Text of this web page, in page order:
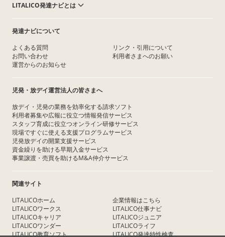
LITALICO発達ナビとは
発達ナビについて
よくある質問
お問い合わせ
運営からのお知らせ
リンク・引用について
利用者さまへのお願い
児発・放デイ運営法人の皆さまへ
放デイ・児発の業務を効率化する請求ソフト
利用者募集や広報に役立つ情報発信サービス
スタッフ育成に役立つオンライン研修サービス
現場ですぐに使える支援プログラムサービス
児発放デイの開業支援サービス
資金繰りを助ける早期入金サービス
事業譲渡・売買を助けるM&A仲介サービス
関連サイト
LITALICOホーム
LITALICOワークス
LITALICOキャリア
LITALICOワンダー
LITALICO教育ソフト
企業情報はこちら
LITALICO仕事ナビ
LITALICOジュニア
LITALICOライフ
LITALICO発達特性検査